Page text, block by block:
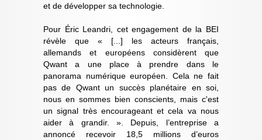
et de développer sa technologie.
Pour Éric Leandri, cet engagement de la BEI
révèle que « [...] les acteurs français,
allemands et européens considèrent que
Qwant a une place à prendre dans le
panorama numérique européen. Cela ne fait
pas de Qwant un succès planétaire en soi,
nous en sommes bien conscients, mais c'est
un signal très encourageant et cela va nous
aider à grandir. ». Depuis, l’entreprise a
annoncé recevoir 18,5 millions d’euros